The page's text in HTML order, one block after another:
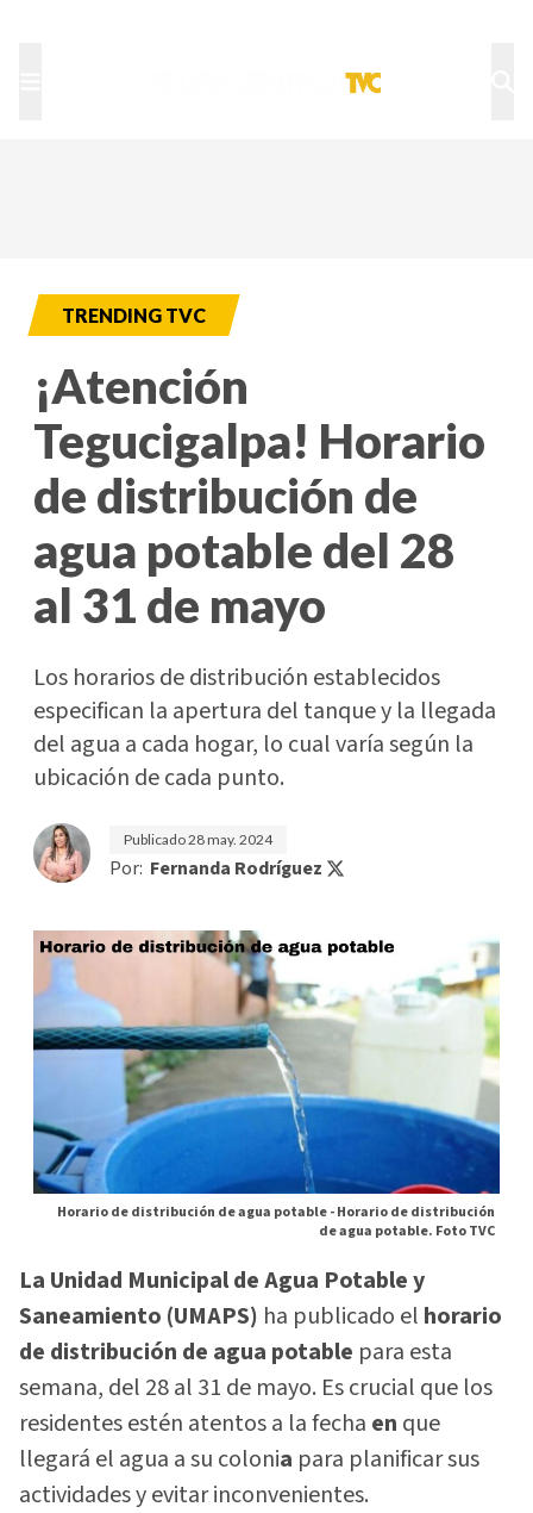
TRENDING TVC
¡Atención
Tegucigalpa! Horario
de distribución de
agua potable del 28
al 31 de mayo
Los horarios de distribución establecidos
especifican la apertura del tanque y la llegada
del agua a cada hogar, lo cual varía según la
ubicación de cada punto.
Publicado28 may. 2024
Por: Fernanda Rodríguez
Horario de distribución de agua potable -Horario de distribución
de agua potable. Foto TVC
La Unidad Municipal de Agua Potable y
Saneamiento (UMAPS) ha publicado el horario
de distribución de agua potable para esta
semana, del 28 al 31 de mayo. Es crucial que los
residentes estén atentos a la fecha en que
llegará el agua a su colonia para planificar sus
actividades y evitar inconvenientes.